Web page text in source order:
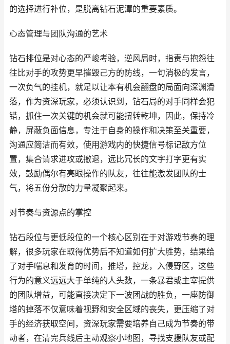
的选择进行补位，是脱离钻石泥潭的重要素质。
心态管理与团队沟通的艺术
钻石排位是对心态的严峻考验，逆风局时，指责与抱怨往
往比对手的攻势更早摧毁己方的防线，一句消极的发言，
一次负气的挂机，就足以让本有机会翻盘的局面向深渊滑
落，作为资深玩家，必须认识到，钻石局的对手同样会犯
错，抓住一次关键的机会就可能扭转乾坤，因此，保持冷
静，屏蔽负面信息，专注于自身的操作和决策至关重要，
沟通应简洁而有效，使用游戏内的快捷信号标记敌方位
置，集合请求进攻或撤退，远比冗长的文字打字更有实
效，鼓励偶尔有亮眼操作的队友，往往能激发团队的士
气，将五份分散的力量凝聚起来。
对节奏与资源点的掌控
钻石段位与更低段位的一个核心区别在于对游戏节奏的理
解，很多玩家在取得优势后不知道如何扩大胜势，结果给
了对手喘息和发育的时间，推塔，控龙，入侵野区，这些
行为的意义远远大于单纯的人头数，一条暴君或主宰提供
的团队增益，可能直接决定下一波团战的胜负，一座防御
塔的掉落不仅意味着视野和安全区域的丧失，更压缩了对
手的经济获取空间，资深玩家需要培养自己成为节奏的带
动者，在清完兵线后主动观察小地图，寻找支援队友或配